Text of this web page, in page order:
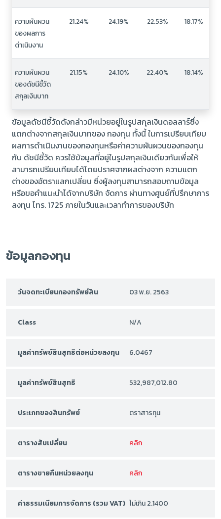
ความผันผวน
ของผลการ
ดำเนินงาน
21.24% 24.19% 22.53% 18.17%
ความผันผวน
ของดัชนีชี้วัด
สกุลเงินบาท
21.15% 24.10% 22.40% 18.14%
ข้อมูลดัชนีชี้วัดดังกล่าวมีหน่วยอยู่ในรูปสกุลเงินดอลลาร์ซึ่ง
แตกต่างจากสกุลเงินบาทของ กองทุน ทั้งนี้ ในการเปรียบเทียบ
ผลการดำเนินงานของกองทุนหรือค่าความผันผวนของกองทุน
กับ ดัชนีชี้วัด ควรใช้ข้อมูลที่อยู่ในรูปสกุลเงินเดียวกันเพื่อให้
สามารถเปรียบเทียบได้โดยปราศจากผลต่างจาก ความแตก
ต่างของอัตราแลกเปลี่ยน ซึ่งผู้ลงทุนสามารถสอบถามข้อมูล
หรือขอคำแนะนำได้จากบริษัท จัดการ ผ่านทางศูนย์ที่ปรึกษาการ
ลงทุน โทร. 1725 ภายในวันและเวลาทำการของบริษัท
ข้อมูลกองทุน
วันจดทะเบียนกองทรัพย์สิน 03 พ.ย. 2563
Class N/A
มูลค่าทรัพย์สินสุทธิต่อหน่วยลงทุน 6.0467
มูลค่าทรัพย์สินสุทธิ 532,987,012.80
ประเภทของสินทรัพย์ ตราสารทุน
ตารางสับเปลี่ยน คลิก
ตารางขายคืนหน่วยลงทุน คลิก
ค่าธรรมเนียมการจัดการ (รวม VAT) ไม่เกิน 2.1400